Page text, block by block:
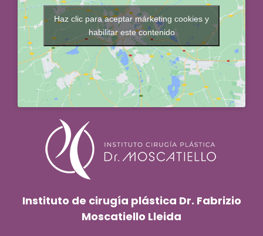
Haz clic para aceptar márketing cookies y
habilitar este contenido
Instituto de cirugía plástica Dr. Fabrizio
Moscatiello Lleida